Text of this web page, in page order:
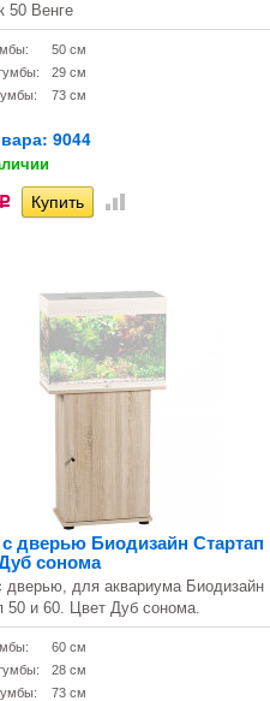
50 Венге
50 см
29 см
73 см
9044
Р
дверью Биодизайн Стартап
сонома
дверью, для аквариума Биодизайн
50 и 60. Цвет Дуб сонома.
60 см
28 см
73 см